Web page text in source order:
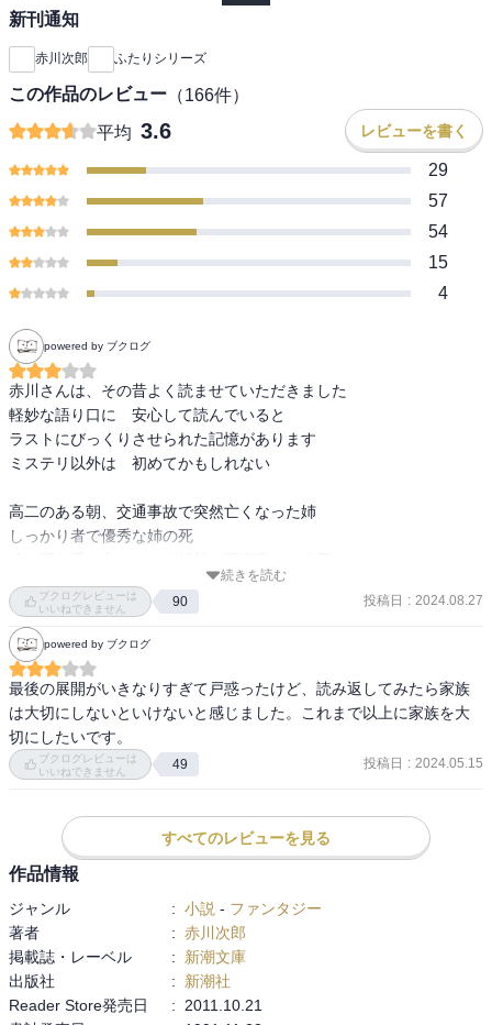
新刊通知
赤川次郎 ふたりシリーズ
この作品のレビュー （166件）
平均 3.6 レビューを書く
29
57
54
15
4
powered by ブクログ
赤川さんは、その昔よく読ませていただきました
軽妙な語り口に　安心して読んでいると
ラストにびっくりさせられた記憶があります
ミステリ以外は　初めてかもしれない
高二のある朝、交通事故で突然亡くなった姉
しっかり者で優秀な姉の死
姉は家族を想ってか、妹の中に住み始める
妹は頭の中で　姉と会話する
姉の声が残された妹を支える
姉の死んだ後も　なぜかトラブルが続くけれど
最後の父親の不倫は、なんとも後味が悪い
姉の死んだ年齢を迎え　憧れていた姉に近づいた自分に出会う妹
ストーリー的には好みでないけれど
久しぶりに赤川次郎さんの
続きを読む
ブクログレビューは
いいねできません
90 投稿日 : 2024.08.27
powered by ブクログ
最後の展開がいきなりすぎて戸惑ったけど、読み返してみたら家族
は大切にしないといけないと感じました。これまで以上に家族を大
切にしたいです。
ブクログレビューは
いいねできません
49 投稿日 : 2024.05.15
すべてのレビューを見る
作品情報
ジャンル : 小説 - ファンタジー
著者
: 赤川次郎
掲載誌・レーベル
:
新潮文庫
出版社
:
新潮社
Reader Store発売日
:
2011.10.21